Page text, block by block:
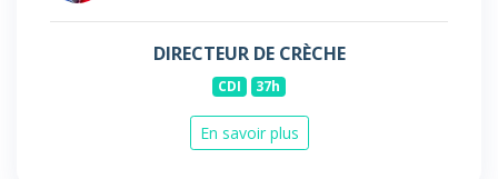
DIRECTEUR DE CRÈCHE
CDI 37h
En savoir plus